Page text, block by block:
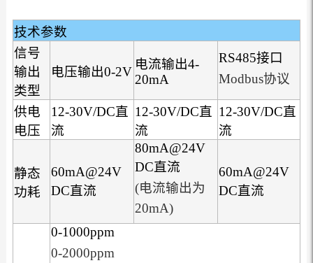
技术参数
信号
输出
类型
电压输出0-2V
电流输出4-
20mA
RS485接口
Modbus协议
供电
电压
12-30V/DC直
流
12-30V/DC直
流
12-30V/DC直
流
静态
功耗
60mA@24V
DC直流
80mA@24V
DC直流
(电流输出为
20mA)
60mA@24V
DC直流
0-1000ppm
0-2000ppm